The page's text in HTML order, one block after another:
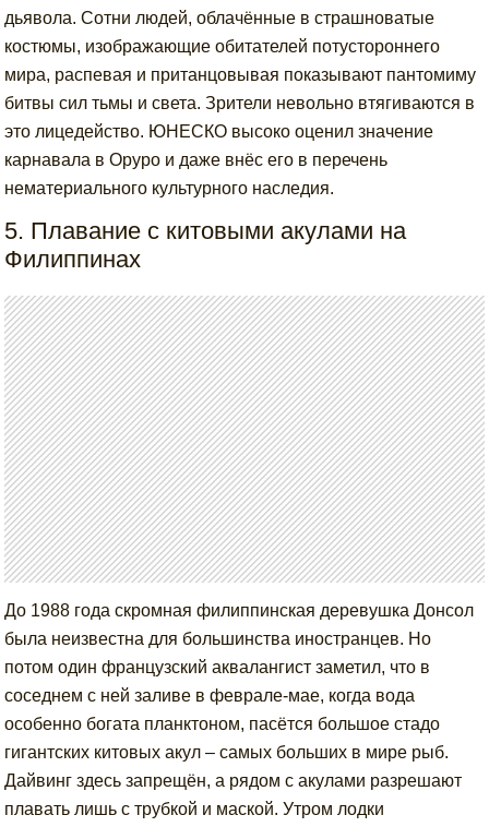
дьявола. Сотни людей, облачённые в страшноватые
костюмы, изображающие обитателей потустороннего
мира, распевая и пританцовывая показывают пантомиму
битвы сил тьмы и света. Зрители невольно втягиваются в
это лицедейство. ЮНЕСКО высоко оценил значение
карнавала в Оруро и даже внёс его в перечень
нематериального культурного наследия.
5. Плавание с китовыми акулами на
Филиппинах
До 1988 года скромная филиппинская деревушка Донсол
была неизвестна для большинства иностранцев. Но
потом один французский аквалангист заметил, что в
соседнем с ней заливе в феврале-мае, когда вода
особенно богата планктоном, пасётся большое стадо
гигантских китовых акул – самых больших в мире рыб.
Дайвинг здесь запрещён, а рядом с акулами разрешают
плавать лишь с трубкой и маской. Утром лодки